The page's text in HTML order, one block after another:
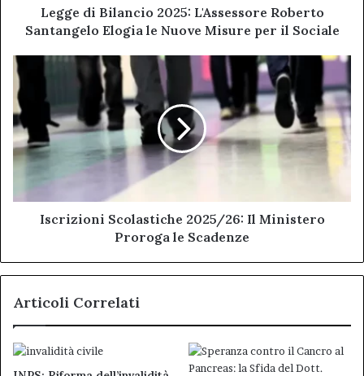
Nuove
Misure
il
Sociale
Legge di Bilancio 2025: L'Assessore Roberto
Santangelo Elogia le Nuove Misure per il Sociale
Iscrizioni
Scolastiche
2025/26:
Il
Ministero
Proroga
le
Scadenze
Iscrizioni Scolastiche 2025/26: Il Ministero
Proroga le Scadenze
Articoli Correlati